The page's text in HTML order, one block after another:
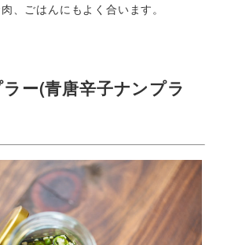
、ごはんにもよく合います。
ー(青唐辛子ナンプラ